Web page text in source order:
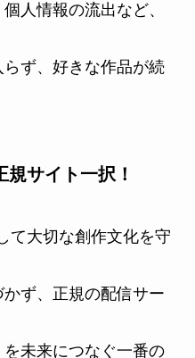
人情報の流出など、
ず、好きな作品が続
サイト一択！
て大切な創作文化を守
ず、正規の配信サー
未来につなぐ一番の